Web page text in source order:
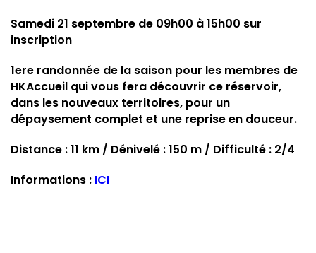
Samedi 21 septembre de 09h00 à 15h00 sur
inscription
1ere randonnée de la saison pour les membres de
HKAccueil qui vous fera découvrir ce réservoir,
dans les nouveaux territoires, pour un
dépaysement complet et une reprise en douceur.
Distance : 11 km / Dénivelé : 150 m / Difficulté : 2/4
Informations : ICI